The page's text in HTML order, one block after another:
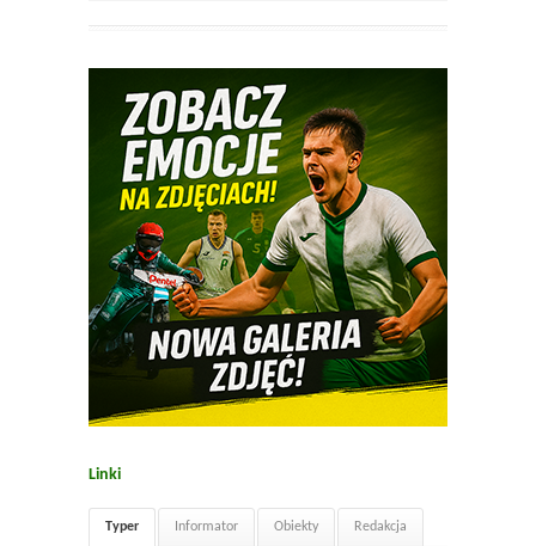
Linki
Typer Informator Obiekty Redakcja